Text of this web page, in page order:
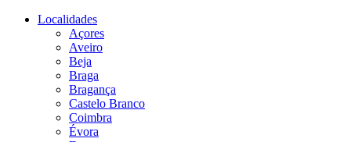
Localidades
Açores
Aveiro
Beja
Braga
Bragança
Castelo Branco
Coimbra
Évora